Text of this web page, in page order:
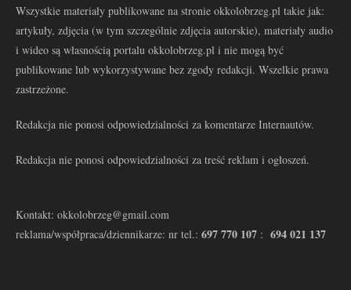
Wszystkie materiały publikowane na stronie okkolobrzeg.pl takie jak:
artykuły, zdjęcia (w tym szczególnie zdjęcia autorskie), materiały audio
i wideo są własnością portalu okkolobrzeg.pl i nie mogą być
publikowane lub wykorzystywane bez zgody redakcji. Wszelkie prawa
zastrzeżone.
Redakcja nie ponosi odpowiedzialności za komentarze Internautów.
Redakcja nie ponosi odpowiedzialności za treść reklam i ogłoszeń.
Kontakt: okkolobrzeg@gmail.com
reklama/współpraca/dziennikarze: nr tel.: 697 770 107 : 694 021 137